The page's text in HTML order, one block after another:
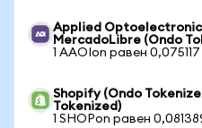
Applied
MercadoLibre (Ondo
1 AAOIon равен
Shopify (Ondo
Tokenized)
1 SHOPon равен